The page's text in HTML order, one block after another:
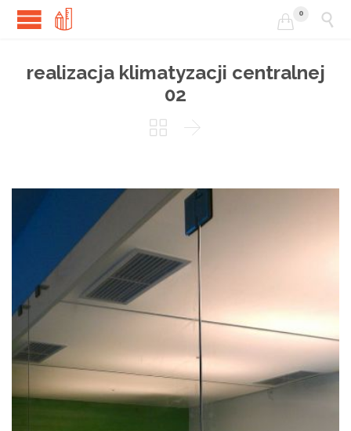

0 
realizacja klimatyzacji centralnej
02
 